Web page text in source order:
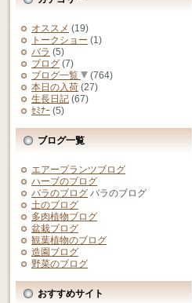
オススメ (19)
トークショー (1)
バラ (5)
ブログ (7)
ブログ一覧
(764)
本日の入荷 (27)
生長日記 (67)
ｾﾐﾅｰ (5)
ブログ一覧
エアープランツブログ
ハーブのブログ
バラのブログ バラのブログ
土のブログ
多肉植物ブログ
盆栽ブログ
観葉植物のブログ
造園ブログ
野菜のブログ
おすすめサイト